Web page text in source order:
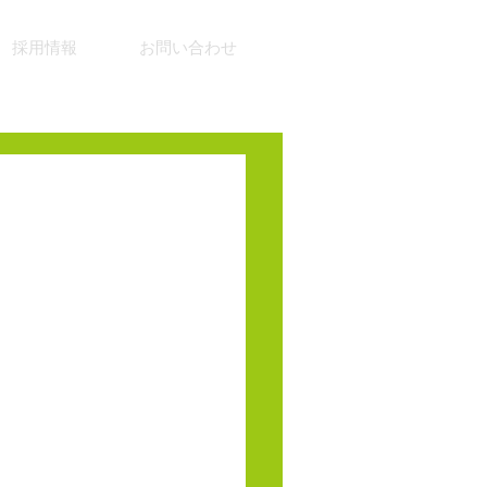
採用情報 お問い合わせ